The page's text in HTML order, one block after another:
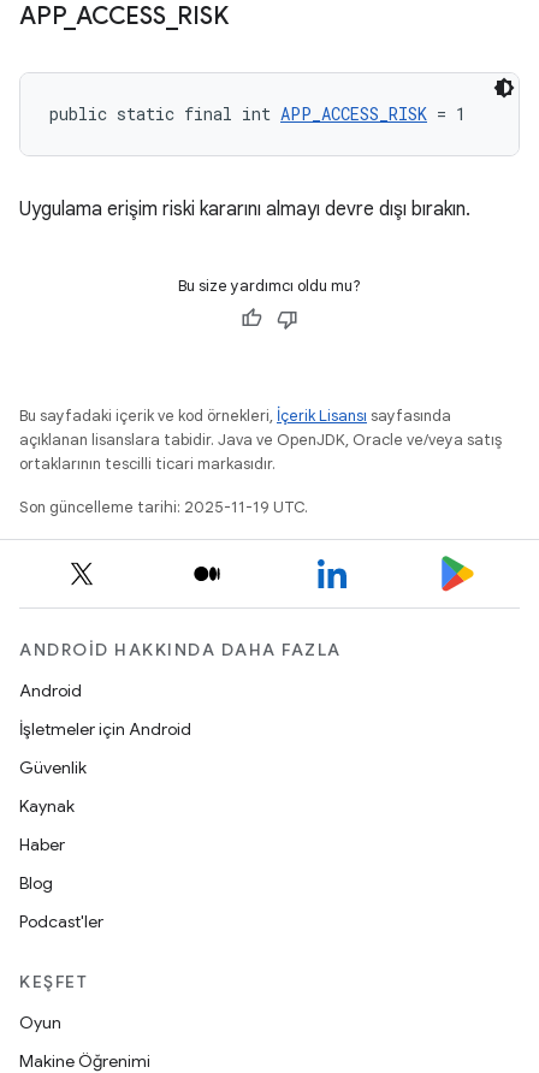
APP_ ACCESS_ RISK
public static final int APP_ACCESS_RISK = 1
Uygulama erişim riski kararını almayı devre dışı bırakın.
Bu size yardımcı oldu mu?
Bu sayfadaki içerik ve kod örnekleri, İçerik Lisansı sayfasında
açıklanan lisanslara tabidir. Java ve OpenJDK, Oracle ve/veya satış
ortaklarının tescilli ticari markasıdır.
Son güncelleme tarihi: 2025-11-19 UTC.
ANDROID HAKKINDA DAHA FAZLA
Android
İşletmeler için Android
Güvenlik
Kaynak
Haber
Blog
Podcast'ler
KEŞFET
Oyun
Makine Öğrenimi